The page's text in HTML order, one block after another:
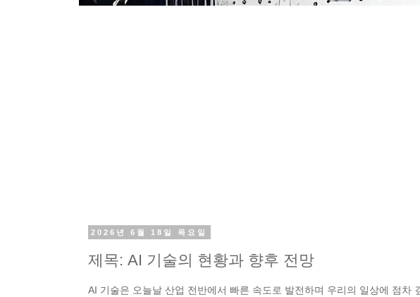
2026년 6월 18일 목요일
제목: AI 기술의 현황과 향후 전망
AI 기술은 오늘날 산업 전반에서 빠른 속도로 발전하며 우리의 일상에 점